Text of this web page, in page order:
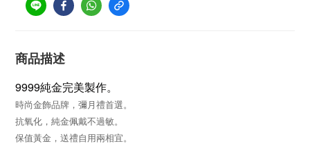
商品描述
9999純金完美製作。
時尚金飾品牌，彌月禮首選。
抗氧化，純金佩戴不過敏。
保值黃金，送禮自用兩相宜。